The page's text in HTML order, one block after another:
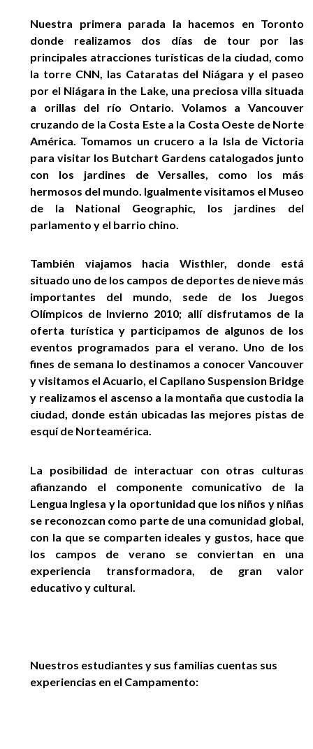
Nuestra primera parada la hacemos en Toronto
donde realizamos dos días de tour por las
principales atracciones turísticas de la ciudad, como
la torre CNN, las Cataratas del Niágara y el paseo
por el Niágara in the Lake, una preciosa villa situada
a orillas del río Ontario. Volamos a Vancouver
cruzando de la Costa Este a la Costa Oeste de Norte
América. Tomamos un crucero a la Isla de Victoria
para visitar los Butchart Gardens catalogados junto
con los jardines de Versalles, como los más
hermosos del mundo. Igualmente visitamos el Museo
de la National Geographic, los jardines del
parlamento y el barrio chino.
También viajamos hacia Wisthler, donde está
situado uno de los campos de deportes de nieve más
importantes del mundo, sede de los Juegos
Olímpicos de Invierno 2010; allí disfrutamos de la
oferta turística y participamos de algunos de los
eventos programados para el verano. Uno de los
fines de semana lo destinamos a conocer Vancouver
y visitamos el Acuario, el Capilano Suspension Bridge
y realizamos el ascenso a la montaña que custodia la
ciudad, donde están ubicadas las mejores pistas de
esquí de Norteamérica.
La posibilidad de interactuar con otras culturas
afianzando el componente comunicativo de la
Lengua Inglesa y la oportunidad que los niños y niñas
se reconozcan como parte de una comunidad global,
con la que se comparten ideales y gustos, hace que
los campos de verano se conviertan en una
experiencia transformadora, de gran valor
educativo y cultural.
Nuestros estudiantes y sus familias cuentas sus
experiencias en el Campamento: